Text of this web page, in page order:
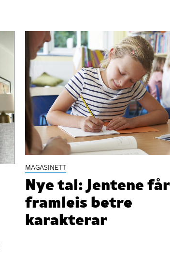
MAGASINETT
Nye tal: Jentene får
framleis betre
karakterar